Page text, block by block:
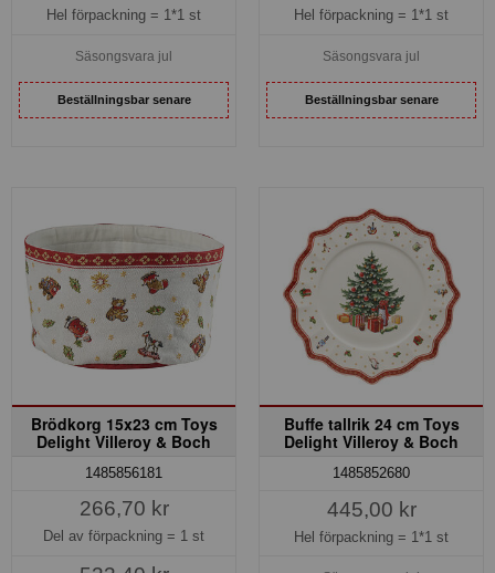
Hel förpackning = 1*1 st
Säsongsvara jul
Beställningsbar senare
Hel förpackning = 1*1 st
Säsongsvara jul
Beställningsbar senare
Brödkorg 15x23 cm Toys
Delight Villeroy & Boch
1485856181
266,70 kr
Del av förpackning = 1 st
Buffe tallrik 24 cm Toys
Delight Villeroy & Boch
1485852680
445,00 kr
Hel förpackning = 1*1 st